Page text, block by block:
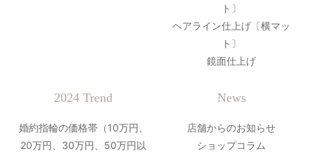
ト〕
ヘアライン仕上げ〔横マッ
ト〕
鏡面仕上げ
2024 Trend
婚約指輪の価格帯（10万円、
20万円、30万円、50万円以
News
店舗からのお知らせ
ショップコラム